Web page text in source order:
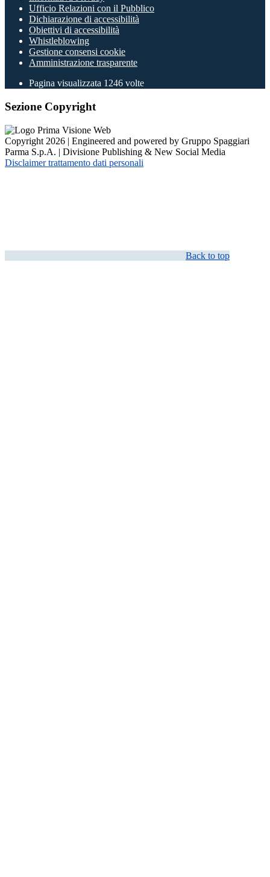
Ufficio Relazioni con il Pubblico
Dichiarazione di accessibilità
Obiettivi di accessibilità
Whistleblowing
Gestione consensi cookie
Amministrazione trasparente
Pagina visualizzata 1246 volte
Sezione Copyright
Copyright 2026 | Engineered and powered by Gruppo Spaggiari
Parma S.p.A. | Divisione Publishing & New Social Media
Disclaimer trattamento dati personali
Back to top